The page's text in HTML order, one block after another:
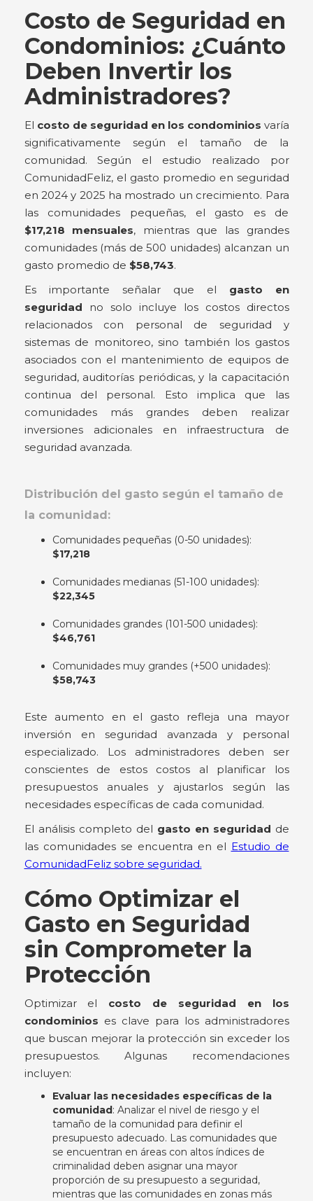
Costo de Seguridad en
Condominios: ¿Cuánto
Deben Invertir los
Administradores?
El costo de seguridad en los condominios varía
significativamente según el tamaño de la
comunidad. Según el estudio realizado por
ComunidadFeliz, el gasto promedio en seguridad
en 2024 y 2025 ha mostrado un crecimiento. Para
las comunidades pequeñas, el gasto es de
$17,218 mensuales, mientras que las grandes
comunidades (más de 500 unidades) alcanzan un
gasto promedio de $58,743.
Es importante señalar que el gasto en
seguridad no solo incluye los costos directos
relacionados con personal de seguridad y
sistemas de monitoreo, sino también los gastos
asociados con el mantenimiento de equipos de
seguridad, auditorías periódicas, y la capacitación
continua del personal. Esto implica que las
comunidades más grandes deben realizar
inversiones adicionales en infraestructura de
seguridad avanzada.
Distribución del gasto según el tamaño de
la comunidad:
Comunidades pequeñas (0-50 unidades):
$17,218
Comunidades medianas (51-100 unidades):
$22,345
Comunidades grandes (101-500 unidades):
$46,761
Comunidades muy grandes (+500 unidades):
$58,743
Este aumento en el gasto refleja una mayor
inversión en seguridad avanzada y personal
especializado. Los administradores deben ser
conscientes de estos costos al planificar los
presupuestos anuales y ajustarlos según las
necesidades específicas de cada comunidad.
El análisis completo del gasto en seguridad de
las comunidades se encuentra en el Estudio de
ComunidadFeliz sobre seguridad.
Cómo Optimizar el
Gasto en Seguridad
sin Comprometer la
Protección
Optimizar el costo de seguridad en los
condominios es clave para los administradores
que buscan mejorar la protección sin exceder los
presupuestos. Algunas recomendaciones
incluyen:
Evaluar las necesidades específicas de la
comunidad: Analizar el nivel de riesgo y el
tamaño de la comunidad para definir el
presupuesto adecuado. Las comunidades que
se encuentran en áreas con altos índices de
criminalidad deben asignar una mayor
proporción de su presupuesto a seguridad,
mientras que las comunidades en zonas más